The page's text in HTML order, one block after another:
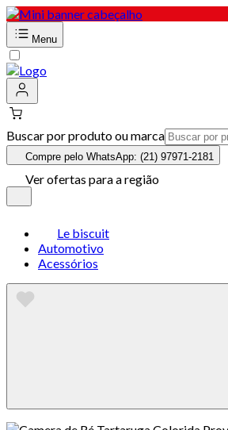
Menu
Buscar por produto ou marca
Compre pelo WhatsApp: (21) 97971-2181
Ver ofertas para a região
Le biscuit
Automotivo
Acessórios